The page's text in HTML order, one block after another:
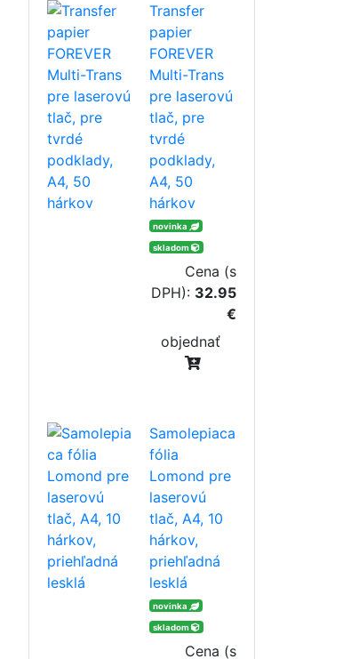
Transfer
papier
FOREVER
Multi-Trans
pre laserovú
tlač, pre
tvrdé
podklady,
A4, 50
hárkov
novinka
skladom
Cena (s
DPH): 32.95
€
objednať
Samolepiaca
fólia
Lomond pre
laserovú
tlač, A4, 10
hárkov,
priehľadná
lesklá
novinka
skladom
Cena (s